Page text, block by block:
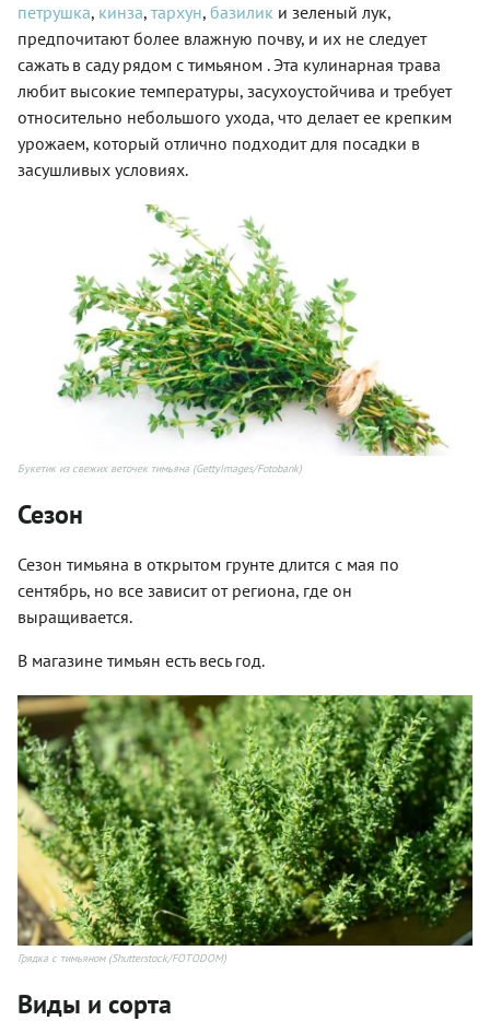
петрушка, кинза, тархун, базилик и зеленый лук,
предпочитают более влажную почву, и их не следует
сажать в саду рядом с тимьяном . Эта кулинарная трава
любит высокие температуры, засухоустойчива и требует
относительно небольшого ухода, что делает ее крепким
урожаем, который отлично подходит для посадки в
засушливых условиях.
Букетик из свежих веточек тимьяна (GettyImages/Fotobank)
Сезон
Сезон тимьяна в открытом грунте длится с мая по
сентябрь, но все зависит от региона, где он
выращивается.
В магазине тимьян есть весь год.
Грядка с тимьяном (Shutterstock/FOTODOM)
Виды и сорта